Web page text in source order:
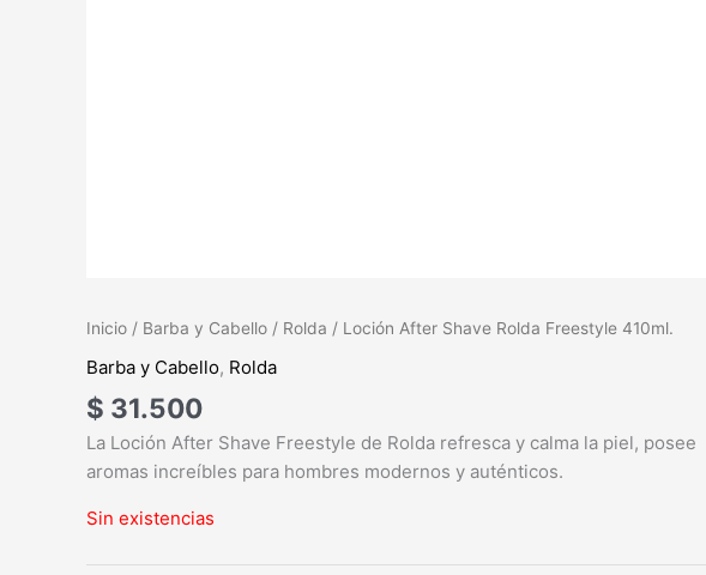
Inicio / Barba y Cabello / Rolda / Loción After Shave Rolda Freestyle 410ml.
Barba y Cabello, Rolda
$ 31.500
La Loción After Shave Freestyle de Rolda refresca y calma la piel, posee
aromas increíbles para hombres modernos y auténticos.
Sin existencias